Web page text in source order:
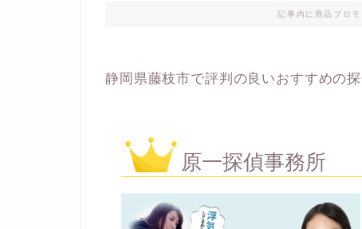
記事内に商品プロ
静岡県藤枝市で評判の良いおすすめの
原一探偵事務所